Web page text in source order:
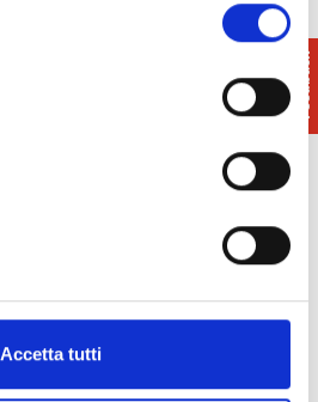
Accetta tutti